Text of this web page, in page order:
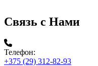
Связь с Нами
Телефон:
+375 (29) 312-82-93